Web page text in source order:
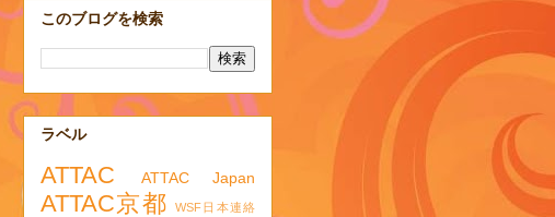
このブログを検索
ラベル
ATTAC ATTAC Japan
ATTAC京都 WSF日本連絡